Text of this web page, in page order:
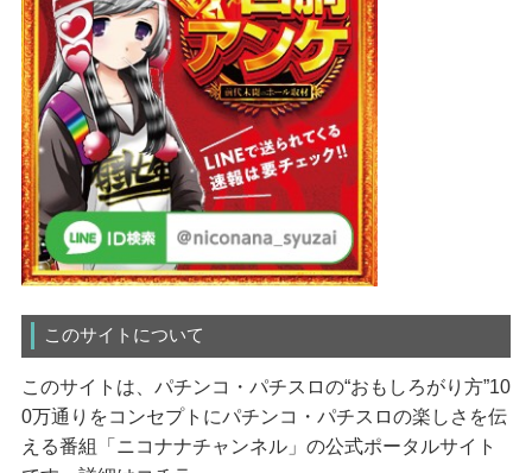
このサイトについて
このサイトは、パチンコ・パチスロの“おもしろがり方”10
0万通りをコンセプトにパチンコ・パチスロの楽しさを伝
える番組「ニコナナチャンネル」の公式ポータルサイト